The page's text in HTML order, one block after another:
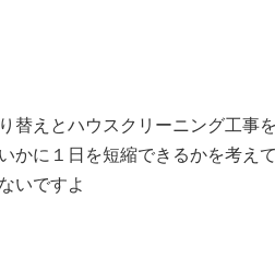
替えとハウスクリーニング工事
かに１日を短縮できるかを考え
いですよ